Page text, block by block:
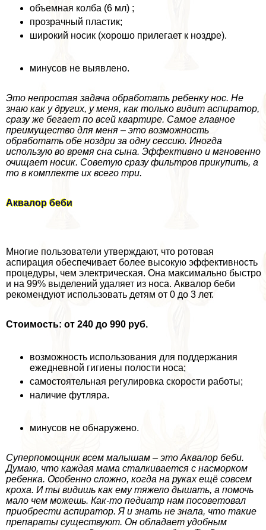
объемная колба (6 мл) ;
прозрачный пластик;
широкий носик (хорошо прилегает к ноздре).
минусов не выявлено.
Это непростая задача обработать ребенку нос. Не
знаю как у других, у меня, как только видит аспиратор,
сразу же бегает по всей квартире. Самое главное
преимущество для меня – это возможность
обработать обе ноздри за одну сессию. Иногда
использую во время сна сына. Эффективно и мгновенно
очищает носик. Советую сразу фильтров прикупить, а
то в комплекте их всего три.
Аквалор беби
Многие пользователи утверждают, что ротовая
аспирация обеспечивает более высокую эффективность
процедуры, чем электрическая. Она максимально быстро
и на 99% выделений удаляет из носа. Аквалор беби
рекомендуют использовать детям от 0 до 3 лет.
Стоимость: от 240 до 990 руб.
возможность использования для поддержания
ежедневной гигиены полости носа;
самостоятельная регулировка скорости работы;
наличие футляра.
минусов не обнаружено.
Суперпомощник всем малышам – это Аквалор беби.
Думаю, что каждая мама сталкивается с насморком
ребенка. Особенно сложно, когда на руках ещё совсем
кроха. И ты видишь как ему тяжело дышать, а помочь
мало чем можешь. Как-то педиатр нам посоветовал
приобрести аспиратор. Я и знать не знала, что такие
препараты существуют. Он обладает удобным